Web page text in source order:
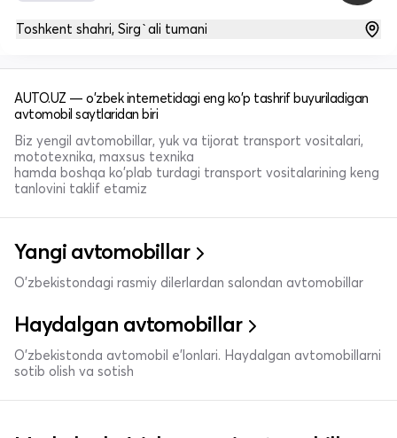
Toshkent shahri, Sirg`ali tumani
AUTO.UZ — o'zbek internetidagi eng ko'p tashrif buyuriladigan
avtomobil saytlaridan biri
Biz yengil avtomobillar, yuk va tijorat transport vositalari,
mototexnika, maxsus texnika
hamda boshqa ko'plab turdagi transport vositalarining keng
tanlovini taklif etamiz
Yangi avtomobillar
O'zbekistondagi rasmiy dilerlardan salondan avtomobillar
Haydalgan avtomobillar
O'zbekistonda avtomobil e’lonlari. Haydalgan avtomobillarni
sotib olish va sotish